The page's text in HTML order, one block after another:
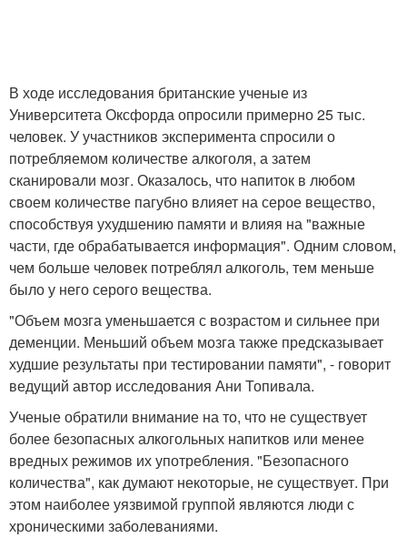
В ходе исследования британские ученые из
Университета Оксфорда опросили примерно 25 тыс.
человек. У участников эксперимента спросили о
потребляемом количестве алкоголя, а затем
сканировали мозг. Оказалось, что напиток в любом
своем количестве пагубно влияет на серое вещество,
способствуя ухудшению памяти и влияя на "важные
части, где обрабатывается информация". Одним словом,
чем больше человек потреблял алкоголь, тем меньше
было у него серого вещества.
"Объем мозга уменьшается с возрастом и сильнее при
деменции. Меньший объем мозга также предсказывает
худшие результаты при тестировании памяти", - говорит
ведущий автор исследования Ани Топивала.
Ученые обратили внимание на то, что не существует
более безопасных алкогольных напитков или менее
вредных режимов их употребления. "Безопасного
количества", как думают некоторые, не существует. При
этом наиболее уязвимой группой являются люди с
хроническими заболеваниями.